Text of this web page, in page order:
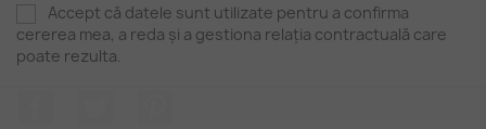
Accept că datele sunt utilizate pentru a confirma
cererea mea, a reda și a gestiona relația contractuală care
poate rezulta.